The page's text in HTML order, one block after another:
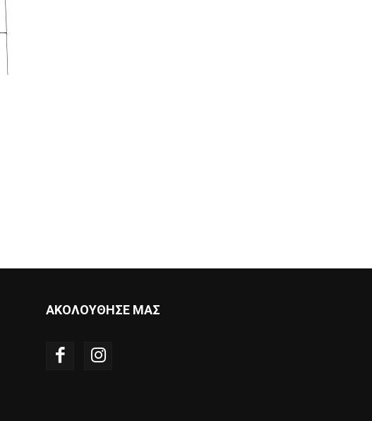
ΑΚΟΛΟΥΘΗΣΕ ΜΑΣ